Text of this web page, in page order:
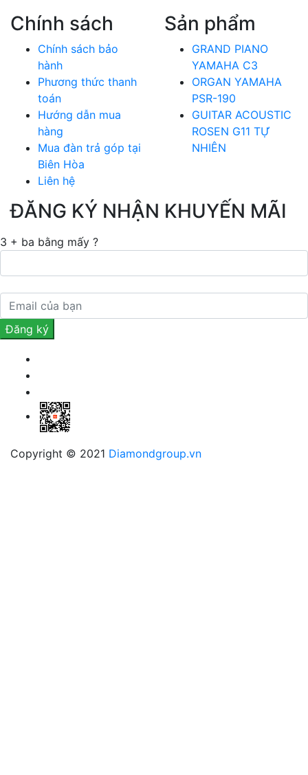
Chính sách
Chính sách bảo
hành
Phương thức thanh
toán
Hướng dẫn mua
hàng
Mua đàn trả góp tại
Biên Hòa
Liên hệ
Sản phẩm
GRAND PIANO
YAMAHA C3
ORGAN YAMAHA
PSR-190
GUITAR ACOUSTIC
ROSEN G11 TỰ
NHIÊN
ĐĂNG KÝ NHẬN KHUYẾN MÃI
3 + ba bằng mấy ?
Copyright © 2021 Diamondgroup.vn